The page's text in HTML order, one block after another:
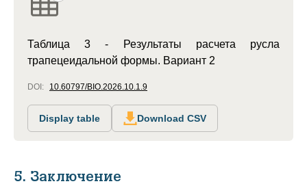
Таблица 3 - Результаты расчета русла
трапецеидальной формы. Вариант 2
DOI: 10.60797/BIO.2026.10.1.9
Display table Download CSV
5. Заключение